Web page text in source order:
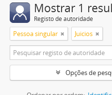
Mostrar 1
Registo de autoridade
Pessoa singular Juicios
Opções de